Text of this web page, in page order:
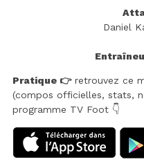
Daniel
Pratique 👉retrouvez ce
(compos officielles, stats,
programme TV Foot 👇